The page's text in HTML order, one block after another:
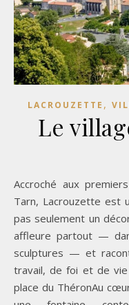
LACROUZETTE ,
Le
Accroché aux premiers contreforts du Sidobre, dans le
Tarn, Lacrouzette est
pas seulement un
affleure partout —
sculptures — et
travail, de foi et de
place du ThéronAu